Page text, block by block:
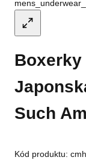
Boxerky
Such
Kód produktu: